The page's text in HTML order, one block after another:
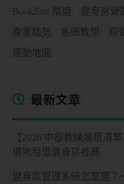
BookFast 精選 健身房營
產業趨勢
系統教學 經
運動地圖
最新文章
【2026 中部教練場租清
場地租借健身房推薦
健身房管理系統怎麼選？